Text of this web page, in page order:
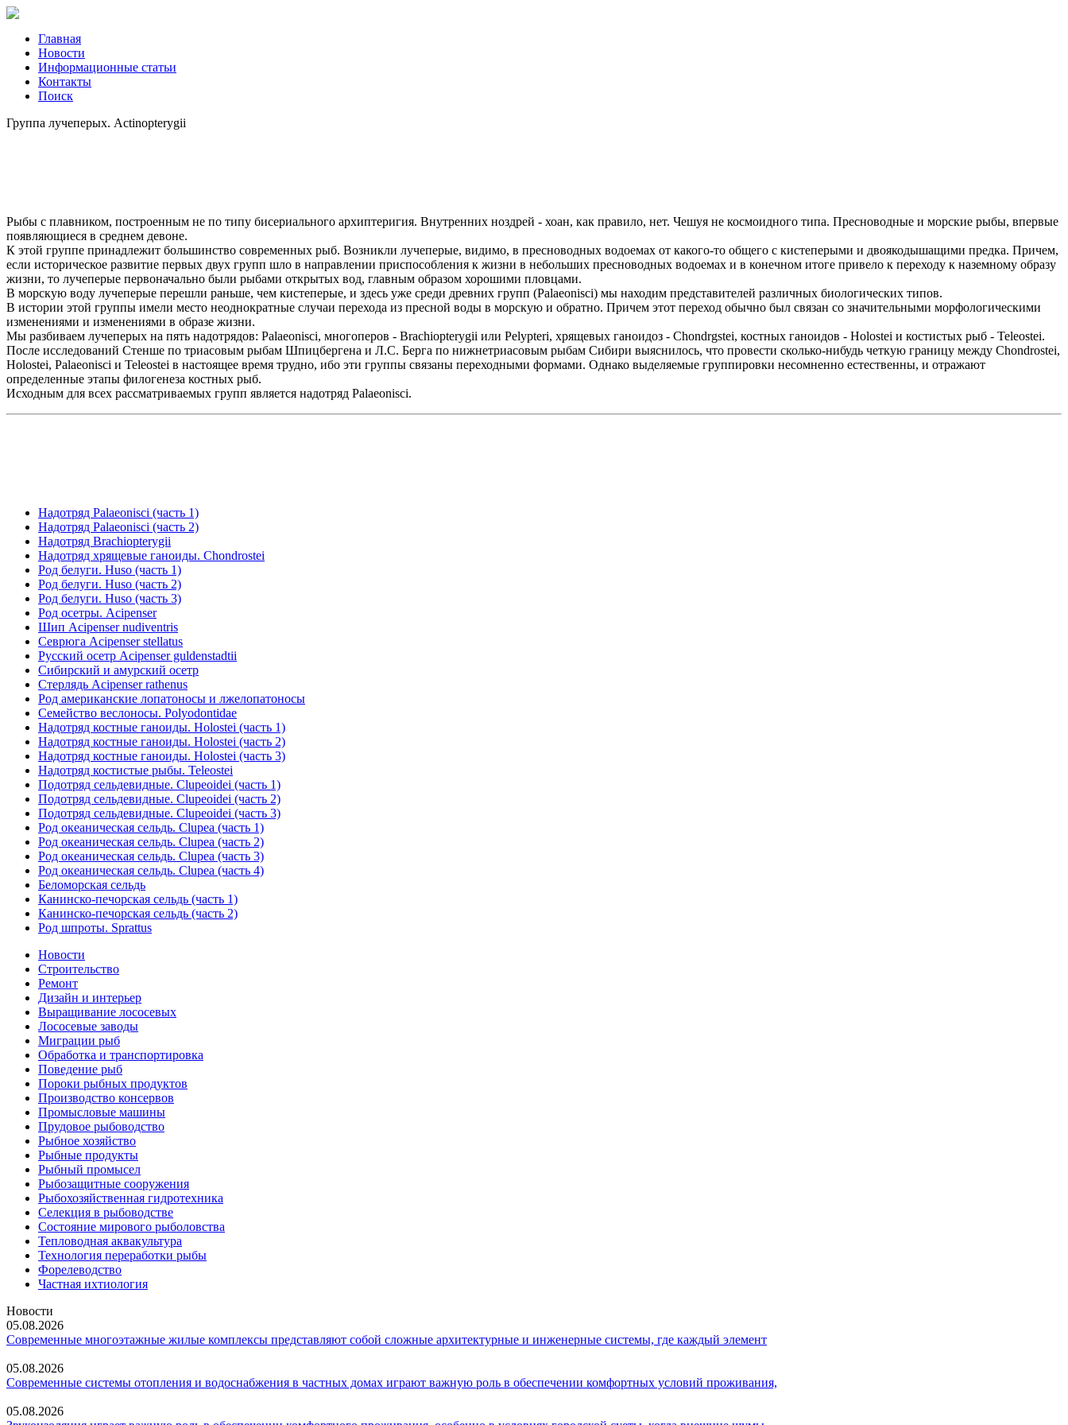
Главная
Новости
Информационные статьи
Контакты
Поиск
Группа лучеперых. Actinopterygii
Рыбы с плавником, построенным не по типу бисериального архиптеригия. Внутренних ноздрей - хоан, как правило, нет. Чешуя не космоидного типа. Пресноводные и морские рыбы, впервые
появляющиеся в среднем девоне.
К этой группе принадлежит большинство современных рыб. Возникли лучеперые, видимо, в пресноводных водоемах от какого-то общего с кистеперыми и двоякодышащими предка. Причем,
если историческое развитие первых двух групп шло в направлении приспособления к жизни в небольших пресноводных водоемах и в конечном итоге привело к переходу к наземному образу
жизни, то лучеперые первоначально были рыбами открытых вод, главным образом хорошими пловцами.
В морскую воду лучеперые перешли раньше, чем кистеперые, и здесь уже среди древних групп (Palaeonisci) мы находим представителей различных биологических типов.
В истории этой группы имели место неоднократные случаи перехода из пресной воды в морскую и обратно. Причем этот переход обычно был связан со значительными морфологическими
изменениями и изменениями в образе жизни.
Мы разбиваем лучеперых на пять надотрядов: Palaeonisci, многоперов - Braсhiopterygii или Pelypteri, хрящевых ганоидоз - Chondrgstei, костных ганоидов - Holostei и костистых рыб - Teleostei.
После исследований Стенше по триасовым рыбам Шпицбергена и Л.С. Берга по нижнетриасовым рыбам Сибири выяснилось, что провести сколько-нибудь четкую границу между Chondrostei,
Holostei, Palaeonisci и Teleostei в настоящее время трудно, ибо эти группы связаны переходными формами. Однако выделяемые группировки несомненно естественны, и отражают
определенные этапы филогенеза костных рыб.
Исходным для всех рассматриваемых групп является надотряд Palaeonisci.
Надотряд Palaeonisci (часть 1)
Надотряд Palaeonisci (часть 2)
Надотряд Brachiopterygii
Надотряд хрящевые ганоиды. Chondrostei
Род белуги. Huso (часть 1)
Род белуги. Huso (часть 2)
Род белуги. Huso (часть 3)
Род осетры. Acipenser
Шип Acipenser nudiventris
Севрюга Acipenser stellatus
Русский осетр Acipenser guldenstadtii
Сибирский и амурский осетр
Стерлядь Acipenser rathenus
Род американские лопатоносы и лжелопатоносы
Семейство веслоносы. Polyodontidae
Надотряд костные ганоиды. Holostei (часть 1)
Надотряд костные ганоиды. Holostei (часть 2)
Надотряд костные ганоиды. Holostei (часть 3)
Надотряд костистые рыбы. Teleostei
Подотряд сельдевидные. Clupeoidei (часть 1)
Подотряд сельдевидные. Clupeoidei (часть 2)
Подотряд сельдевидные. Clupeoidei (часть 3)
Род океаническая сельдь. Clupea (часть 1)
Род океаническая сельдь. Clupea (часть 2)
Род океаническая сельдь. Clupea (часть 3)
Род океаническая сельдь. Clupea (часть 4)
Беломорская сельдь
Канинско-печорская сельдь (часть 1)
Канинско-печорская сельдь (часть 2)
Род шпроты. Sprattus
Новости
Строительство
Ремонт
Дизайн и интерьер
Выращивание лососевых
Лососевые заводы
Миграции рыб
Обработка и транспортировка
Поведение рыб
Пороки рыбных продуктов
Производство консервов
Промысловые машины
Прудовое рыбоводство
Рыбное хозяйство
Рыбные продукты
Рыбный промысел
Рыбозащитные сооружения
Рыбохозяйственная гидротехника
Селекция в рыбоводстве
Состояние мирового рыболовства
Тепловодная аквакультура
Технология переработки рыбы
Форелеводство
Частная ихтиология
Новости
05.08.2026
Современные многоэтажные жилые комплексы представляют собой сложные архитектурные и инженерные системы, где каждый элемент
05.08.2026
Современные системы отопления и водоснабжения в частных домах играют важную роль в обеспечении комфортных условий проживания,
05.08.2026